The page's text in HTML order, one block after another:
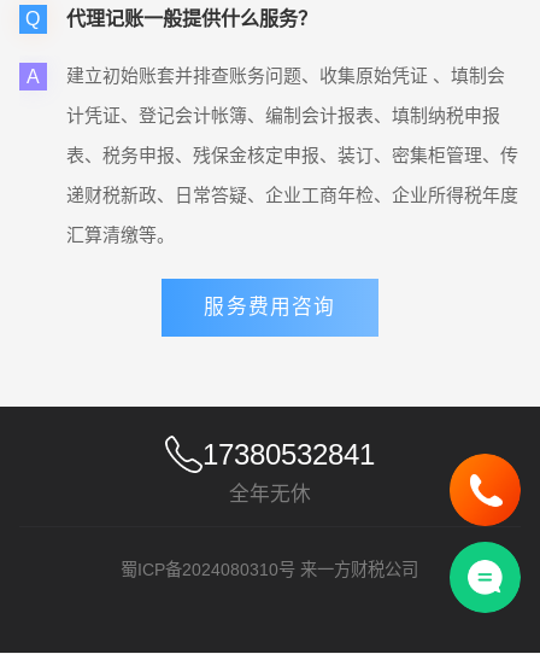
Q 代理记账一般提供什么服务？
A
建立初始账套并排查账务问题、收集原始凭证 、填制会
计凭证、登记会计帐簿、编制会计报表、填制纳税申报
表、税务申报、残保金核定申报、装订、密集柜管理、传
递财税新政、日常答疑、企业工商年检、企业所得税年度
汇算清缴等。
服务费用咨询
17380532841
全年无休
蜀ICP备2024080310号 来一方财税公司